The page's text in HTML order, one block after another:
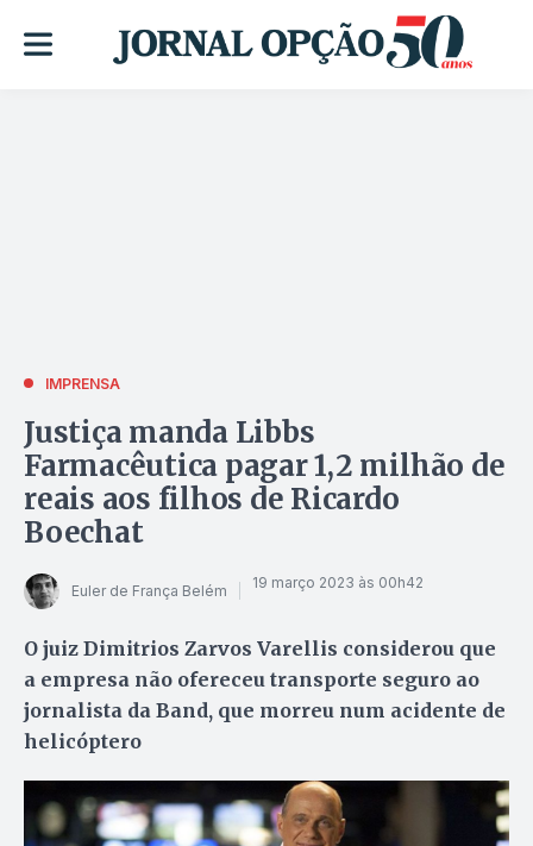
IMPRENSA
Justiça manda Libbs
Farmacêutica pagar 1,2 milhão de
reais aos filhos de Ricardo
Boechat
Euler de França Belém 19 março 2023 às 00h42
O juiz Dimitrios Zarvos Varellis considerou que
a empresa não ofereceu transporte seguro ao
jornalista da Band, que morreu num acidente de
helicóptero